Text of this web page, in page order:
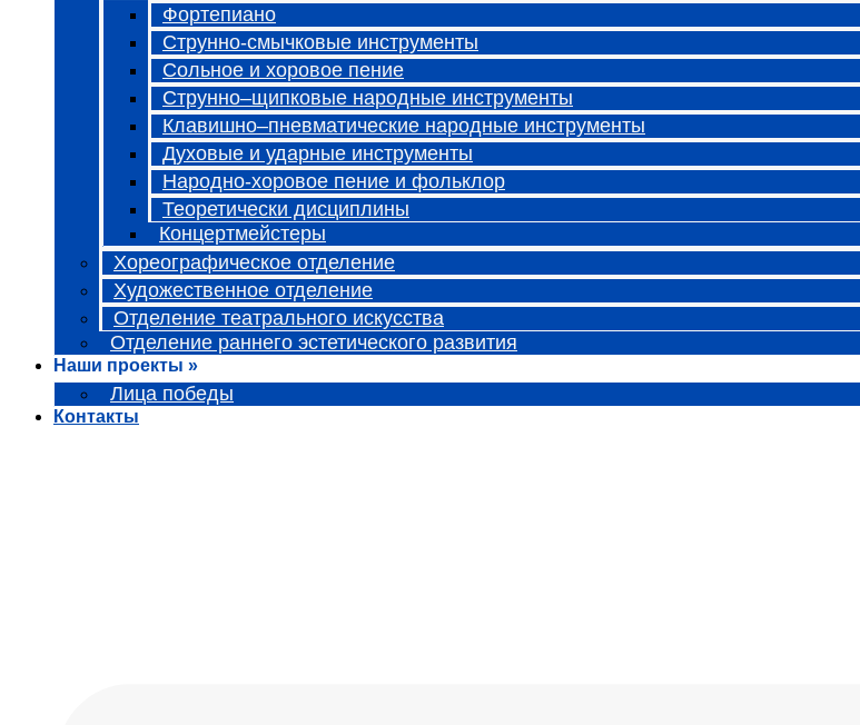
Фортепиано
Струнно-смычковые инструменты
Сольное и хоровое пение
Струнно–щипковые народные инструменты
Клавишно–пневматические народные инструменты
Духовые и ударные инструменты
Народно-хоровое пение и фольклор
Теоретически дисциплины
Концертмейстеры
Хореографическое отделение
Художественное отделение
Отделение театрального искусства
Отделение раннего эстетического развития
Наши проекты »
Лица победы
Контакты